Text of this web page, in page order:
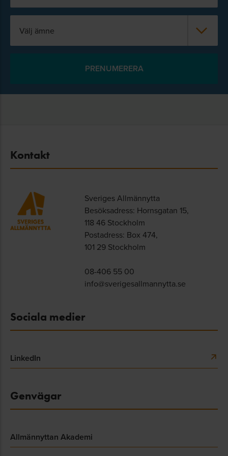
Välj ämne
Kontakt
Sveriges Allmännytta
Besöksadress: Hornsgatan 15,
118 46 Stockholm
Postadress: Box 474,
101 29 Stockholm
08-406 55 00
info@sverigesallmannytta.se
Sociala medier
LinkedIn
Genvägar
Allmännyttan Akademi